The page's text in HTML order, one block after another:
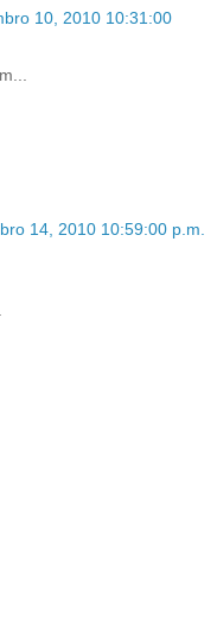
10, 2010 10:31:00
14, 2010 10:59:00 p.m.